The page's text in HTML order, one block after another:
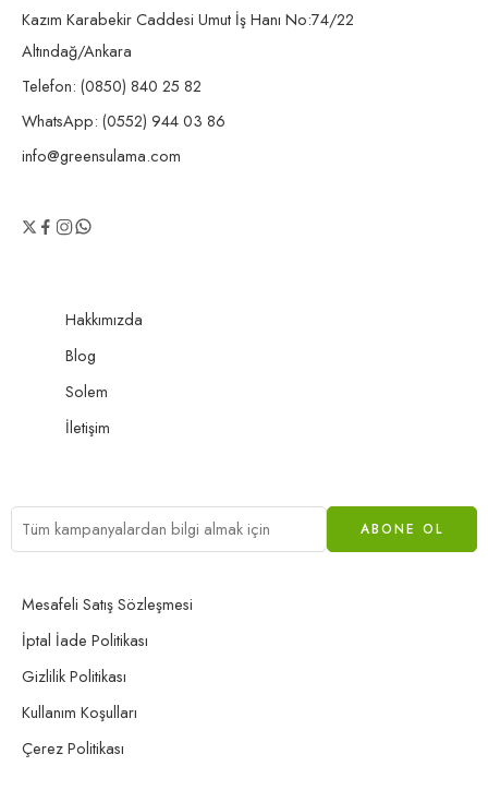
Kazım Karabekir Caddesi Umut İş Hanı No:74/22
Altındağ/Ankara
Telefon: (0850) 840 25 82
WhatsApp: (0552) 944 03 86
info@greensulama.com
Hakkımızda
Blog
Solem
İletişim
Mesafeli Satış Sözleşmesi
İptal İade Politikası
Gizlilik Politikası
Kullanım Koşulları
Çerez Politikası